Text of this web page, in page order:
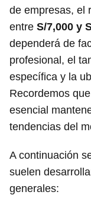
de empresas, el
entre S/7,000 y
dependerá de
profesional, el
específica y la
Recordemos
esencial
tendencias del
A continuación
suelen
generales: